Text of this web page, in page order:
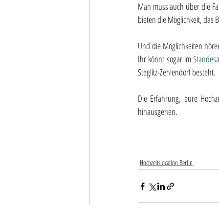
Man muss auch über die
bieten die Möglichkeit, das
Und die Möglichkeiten
Ihr könnt sogar im
Steglitz-Zehlendorf besteht.
Die Erfahrung, eure
hinausgehen.
Hochzeitslocation Berlin